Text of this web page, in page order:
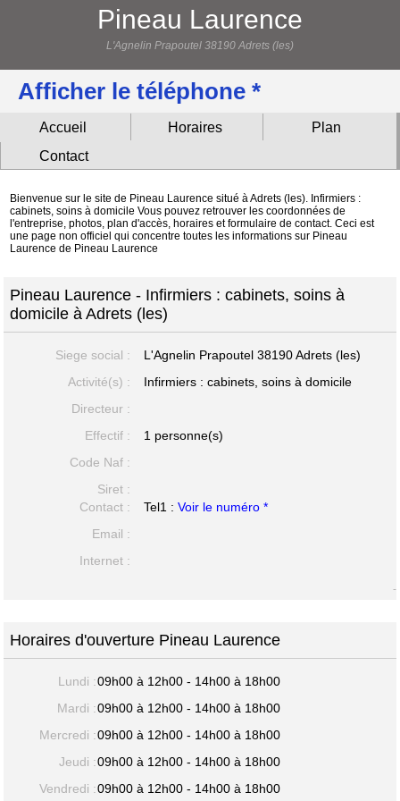
Pineau Laurence
L'Agnelin Prapoutel 38190 Adrets (les)
Afficher le téléphone *
Accueil Horaires
Plan
Contact
Bienvenue sur le site de Pineau Laurence situé à Adrets (les). Infirmiers :
cabinets, soins à domicile Vous pouvez retrouver les coordonnées de
l'entreprise, photos, plan d'accès, horaires et formulaire de contact. Ceci est
une page non officiel qui concentre toutes les informations sur Pineau
Laurence de Pineau Laurence
Pineau Laurence - Infirmiers : cabinets, soins à
domicile à Adrets (les)
Siege social : L'Agnelin Prapoutel38190 Adrets (les)
Activité(s) :
Infirmiers : cabinets, soins à domicile
Directeur :
Effectif :
1 personne(s)
Code Naf :
Siret :
Contact :
Tel1 :Voir le numéro *
Email :
Internet :
-
Horaires d'ouverture Pineau Laurence
Lundi :09h00 à 12h00 - 14h00 à 18h00
Mardi :09h00 à 12h00 - 14h00 à 18h00
Mercredi :09h00 à 12h00 - 14h00 à 18h00
Jeudi :09h00 à 12h00 - 14h00 à 18h00
Vendredi :09h00 à 12h00 - 14h00 à 18h00